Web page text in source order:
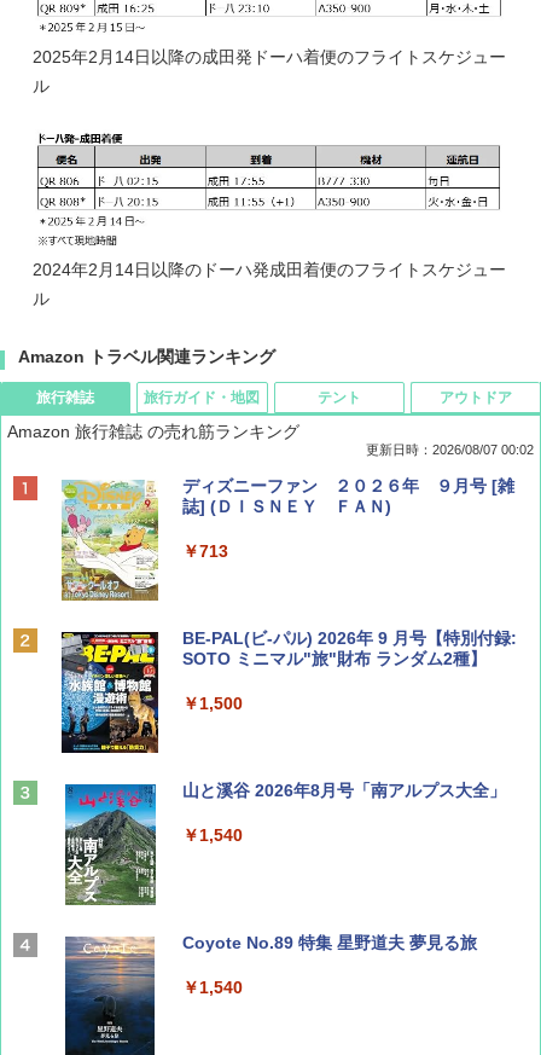
2025年2月14日以降の成田発ドーハ着便のフライトスケジュー
ル
2024年2月14日以降のドーハ発成田着便のフライトスケジュー
ル
Amazon トラベル関連ランキング
旅行雑誌
Amazon 旅行雑誌 の売れ筋ランキング
更新日時：2026/08/07 00:02
ディズニーファン ２０２６年 ９月号 [雑
誌] (ＤＩＳＮＥＹ ＦＡＮ)
￥713
BE-PAL(ビ-パル) 2026年 9 月号【特別付録:
SOTO ミニマル"旅"財布 ランダム2種】
￥1,500
山と溪谷 2026年8月号「南アルプス大全」
￥1,540
Coyote No.89 特集 星野道夫 夢見る旅
￥1,540
旅行ガイド・地図 テント アウトドア